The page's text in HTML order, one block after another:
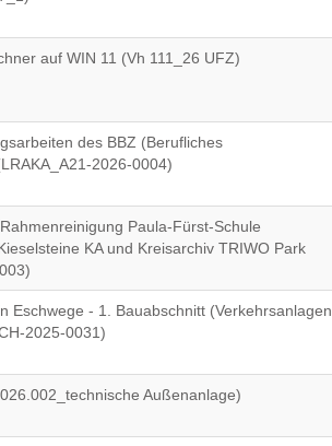
auf WIN 11 (Vh 111_26 UFZ)
des BBZ (Berufliches
2026-0004)
Paula-Fürst-Schule
KA und Kreisarchiv TRIWO Park
Eschwege - 1. Bauabschnitt (Verkehrsanlagen
2025-0031)
Außenanlage)